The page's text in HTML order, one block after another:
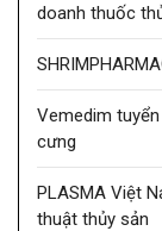
doanh thuốc
Vemedim
cưng
PLASMA Việt
thuật thủy sản